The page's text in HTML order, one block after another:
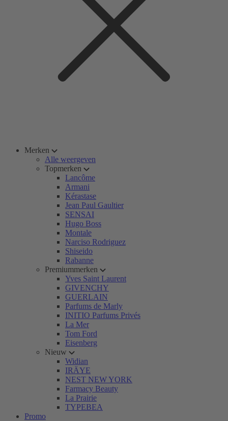
Merken
Alle weergeven
Topmerken
Lancôme
Armani
Kérastase
Jean Paul Gaultier
SENSAI
Hugo Boss
Montale
Narciso Rodriguez
Shiseido
Rabanne
Premiummerken
Yves Saint Laurent
GIVENCHY
GUERLAIN
Parfums de Marly
INITIO Parfums Privés
La Mer
Tom Ford
Eisenberg
Nieuw
Widian
IRÄYE
NEST NEW YORK
Farmacy Beauty
La Prairie
TYPEBEA
Promo